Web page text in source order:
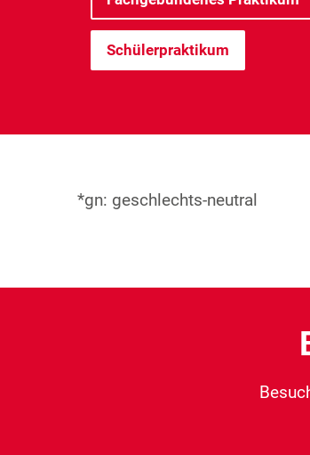
Schülerpraktikum
*gn: geschlechts-neutral